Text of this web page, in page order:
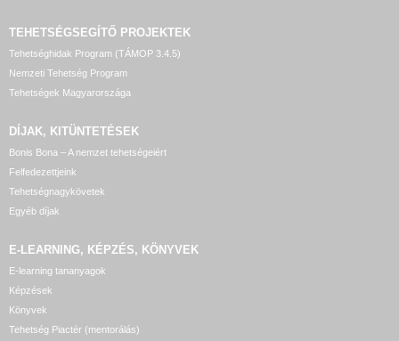
TEHETSÉGSEGÍTŐ PROJEKTEK
Tehetséghidak Program (TÁMOP 3.4.5)
Nemzeti Tehetség Program
Tehetségek Magyarországa
DÍJAK, KITÜNTETÉSEK
Bonis Bona – A nemzet tehetségeiért
Felfedezettjeink
Tehetségnagykövetek
Egyéb díjak
E-LEARNING, KÉPZÉS, KÖNYVEK
E-learning tananyagok
Képzések
Könyvek
Tehetség Piactér (mentorálás)